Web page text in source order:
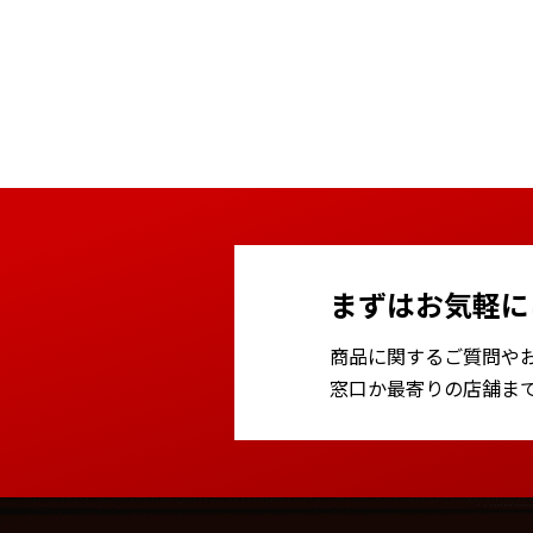
まずはお気軽
商品に関するご質問や
窓口か最寄りの店舗ま